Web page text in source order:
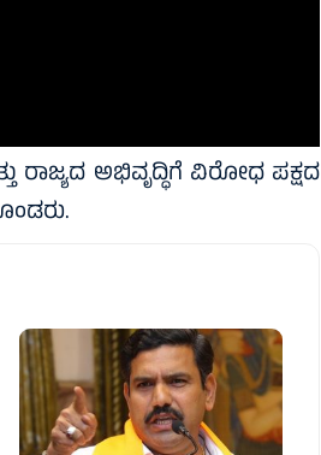
ರಾಜ್ಯದ ಅಭಿವೃದ್ಧಿಗೆ ವಿರೋಧ ಪಕ್ಷದ